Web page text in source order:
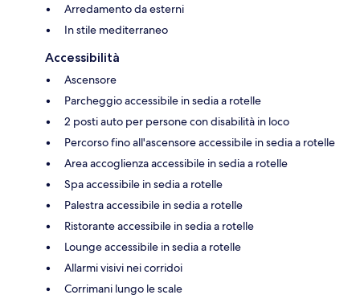
Arredamento da esterni
In stile mediterraneo
Accessibilità
Ascensore
Parcheggio accessibile in sedia a rotelle
2 posti auto per persone con disabilità in loco
Percorso fino all'ascensore accessibile in sedia a rotelle
Area accoglienza accessibile in sedia a rotelle
Spa accessibile in sedia a rotelle
Palestra accessibile in sedia a rotelle
Ristorante accessibile in sedia a rotelle
Lounge accessibile in sedia a rotelle
Allarmi visivi nei corridoi
Corrimani lungo le scale